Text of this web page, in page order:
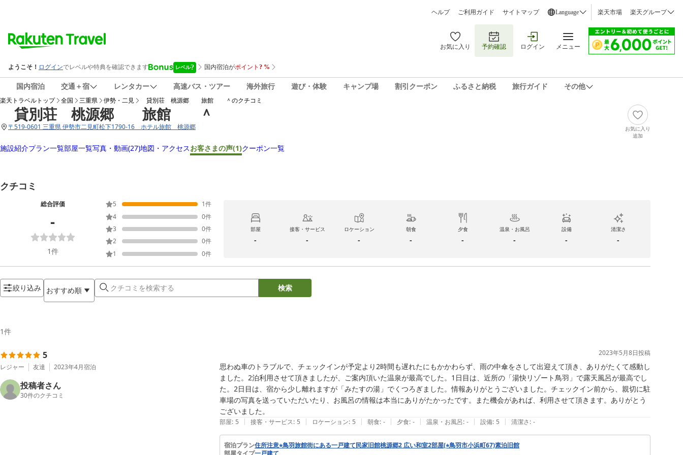
ヘルプ ご利用ガイド サイトマップ Language 楽天市場 楽天グループ
お気に入り 予約確認 ログイン メニュー
国内宿泊 交通＋宿 レンタカー 高速バス・ツアー 海外旅行 遊び・体験 キャンプ場 割引クーポン ふるさと納税 旅行ガイド その他
楽天トラベルトップ 全国 三重県 伊勢・二見 貸別荘 桃源郷 旅館 ＾のクチコミ
貸別荘 桃源郷 旅館 ＾
〒519-0601 三重県 伊勢市二見町松下1790-16 ホテル旅館 桃源郷
お気に入り
追加
施設紹介プラン一覧部屋一覧写真・動画(27)地図・アクセスお客さまの声(1)クーポン一覧
クチコミ
総合評価
-
1件
5 1件
4
0件
3
0件
2
0件
1
0件
部屋
-
接客・サービス
-
ロケーション
-
朝食
-
夕食
-
温泉・お風呂
-
設備
-
清潔さ
-
絞り込み おすすめ順 検索
1件
5
レジャー 友達 2023年4月宿泊
投稿者さん
30件のクチコミ
2023年5月8日投稿
思わぬ車のトラブルで、チェックインが予定より2時間も遅れたにもかかわらず、雨の中傘をさして出迎えて頂き、ありがたくて感動し
ました。2泊利用させて頂きましたが、ご案内頂いた温泉が最高でした。1日目は、近所の「湯快リゾート鳥羽」で露天風呂が最高でし
た。2日目は、宿から少し離れますが「みたすの湯」でくつろぎました。情報ありがとうございました。チェックイン前から、親切に駐
車場の写真を送っていただいたり、お風呂の情報は本当にありがたかったです。また機会があれば、利用させて頂きます。ありがとう
ございました。
部屋: 5 | 接客・サービス: 5 | ロケーション: 5 | 朝食: - | 夕食: - | 温泉・お風呂: - | 設備: 5 | 清潔さ: -
宿泊プラン住所注意⭐︎鳥羽旅館街にある一戸建て民家旧館桃源郷2 広い和室2部屋(⭐︎鳥羽市小浜町67)素泊旧館
部屋タイプ一戸建て